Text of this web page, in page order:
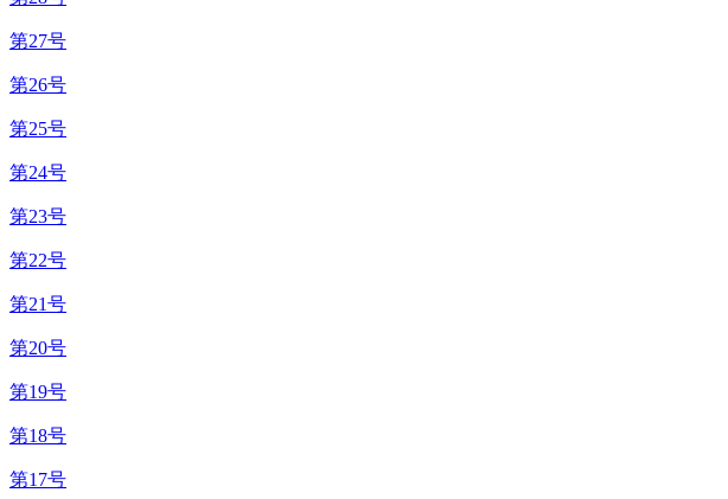
第27号
第26号
第25号
第24号
第23号
第22号
第21号
第20号
第19号
第18号
第17号